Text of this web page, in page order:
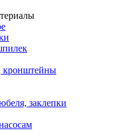
кронштейны
заклепки